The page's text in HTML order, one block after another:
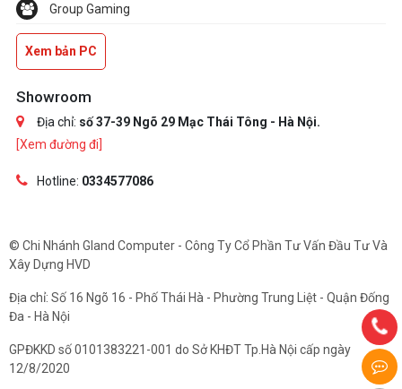
Group Gaming
Xem bản PC
Showroom
Địa chỉ: số 37-39 Ngõ 29 Mạc Thái Tông - Hà Nội.
[Xem đường đi]
Hotline: 0334577086
© Chi Nhánh Gland Computer - Công Ty Cổ Phần Tư Vấn Đầu Tư Và
Xây Dựng HVD
Địa chỉ: Số 16 Ngõ 16 - Phố Thái Hà - Phường Trung Liệt - Quận Đống
Đa - Hà Nội
GPĐKKD số 0101383221-001 do Sở KHĐT Tp.Hà Nội cấp ngày
12/8/2020